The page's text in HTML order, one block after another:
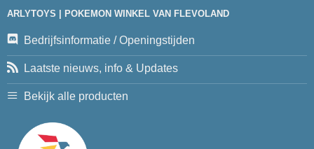
ARLYTOYS | POKEMON WINKEL VAN FLEVOLAND
Bedrijfsinformatie / Openingstijden
Laatste nieuws, info & Updates
Bekijk alle producten